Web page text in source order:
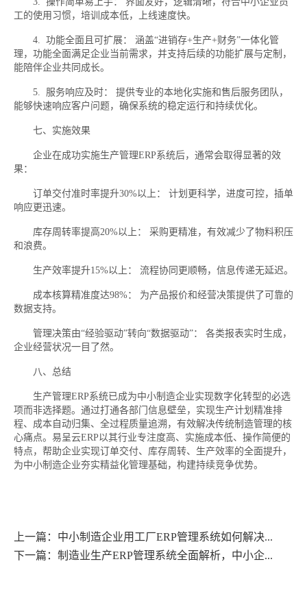
工的使用习惯，培训成本低，上线速度快。
4. 功能全面且可扩展： 涵盖“进销存+生产+财务”一体化管
理，功能全面满足企业当前需求，并支持后续的功能扩展与定制，
能陪伴企业共同成长。
5. 服务响应及时： 提供专业的本地化实施和售后服务团队，
能够快速响应客户问题，确保系统的稳定运行和持续优化。
七、实施效果
企业在成功实施生产管理ERP系统后，通常会取得显著的效
果：
订单交付准时率提升30%以上： 计划更科学，进度可控，插单
响应更迅速。
库存周转率提高20%以上： 采购更精准，有效减少了物料积压
和浪费。
生产效率提升15%以上： 流程协同更顺畅，信息传递无延迟。
成本核算精准度达98%： 为产品报价和经营决策提供了可靠的
数据支持。
管理决策由“经验驱动”转向“数据驱动”： 各类报表实时生成，
企业经营状况一目了然。
八、总结
生产管理ERP系统已成为中小制造企业实现数字化转型的必选
项而非选择题。通过打通各部门信息壁垒，实现生产计划精准排
程、成本自动归集、全过程质量追溯，有效解决传统制造管理的核
心痛点。易呈云ERP以其行业专注度高、实施成本低、操作简便的
特点，帮助企业实现订单交付、库存周转、生产效率的全面提升，
为中小制造企业夯实精益化管理基础，构建持续竞争优势。
上一篇：中小制造企业用工厂ERP管理系统如何解决...
下一篇：制造业生产ERP管理系统全面解析，中小企...